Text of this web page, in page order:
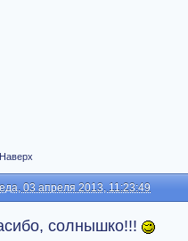
Наверх
03 апреля 2013, 11:23:49
солнышко!!!